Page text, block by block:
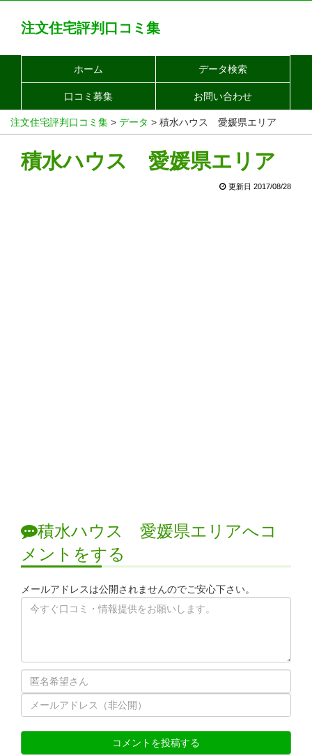
注文住宅評判口コミ集
ホーム データ検索
口コミ募集 お問い合わせ
注文住宅評判口コミ集 > データ > 積水ハウス 愛媛県エリア
積水ハウス 愛媛県エリア
更新日 2017/08/28
積水ハウス 愛媛県エリアへコ
メントをする
メールアドレスは公開されませんのでご安心下さい。